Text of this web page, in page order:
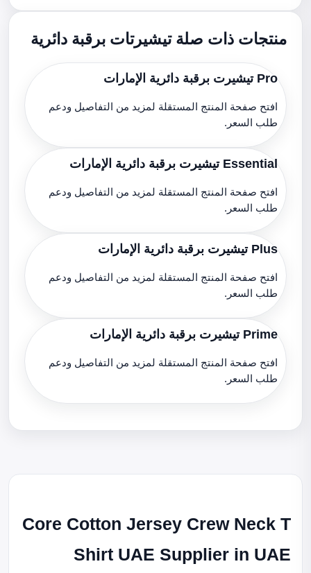
منتجات ذات صلة تيشيرتات برقبة دائرية
Pro تيشيرت برقبة دائرية الإمارات
افتح صفحة المنتج المستقلة لمزيد من التفاصيل ودعم
طلب السعر.
Essential تيشيرت برقبة دائرية الإمارات
افتح صفحة المنتج المستقلة لمزيد من التفاصيل ودعم
طلب السعر.
Plus تيشيرت برقبة دائرية الإمارات
افتح صفحة المنتج المستقلة لمزيد من التفاصيل ودعم
طلب السعر.
Prime تيشيرت برقبة دائرية الإمارات
افتح صفحة المنتج المستقلة لمزيد من التفاصيل ودعم
طلب السعر.
Core Cotton Jersey Crew Neck T
Shirt UAE Supplier in UAE